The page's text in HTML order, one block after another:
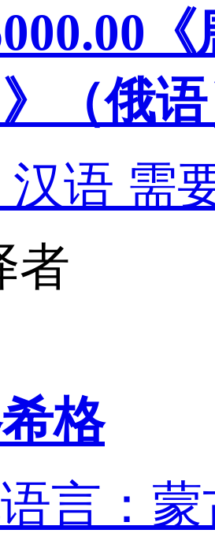
（俄
汉语 需
者
格
言：